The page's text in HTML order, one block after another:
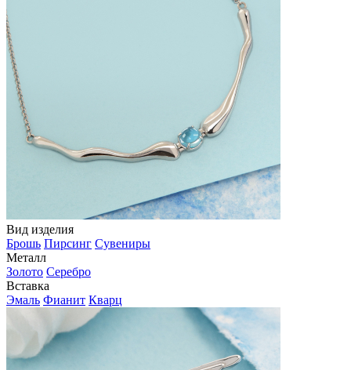
Вид изделия
Брошь Пирсинг Сувениры
Металл
Золото Серебро
Вставка
Эмаль Фианит Кварц